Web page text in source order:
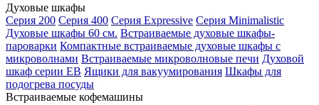
Духовые шкафы
Серия 200 Серия 400 Серия Expressive Серия Minimalistic
Духовые шкафы 60 см. Встраиваемые духовые шкафы-
пароварки Компактные встраиваемые духовые шкафы с
микроволнами Встраиваемые микроволновые печи Духовой
шкаф серии EB Ящики для вакуумирования Шкафы для
подогрева посуды
Встраиваемые кофемашины